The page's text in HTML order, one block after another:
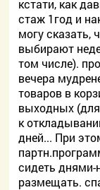
кстати, как
стаж 1год и
могу сказать,
выбирают
том числе).
вечера
товаров в
выходных
к
дней... При
сидеть
размещать.